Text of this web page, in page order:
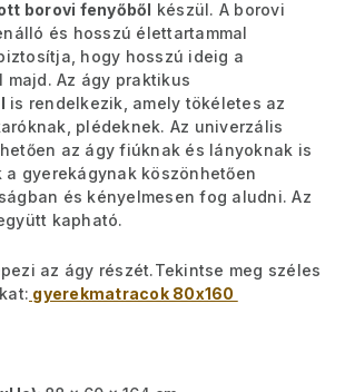
borovi fenyőből készül. A borovi
és hosszú élettartammal
hogy hosszú ideig a
Az ágy praktikus
is rendelkezik, amely tökéletes az
plédeknek. Az univerzális
az ágy fiúknak és lányoknak is
a gyerekágynak köszönhetően
és kényelmesen fog aludni. Az
kapható.
az ágy részét.Tekintse meg széles
gyerekmatracok 80x160